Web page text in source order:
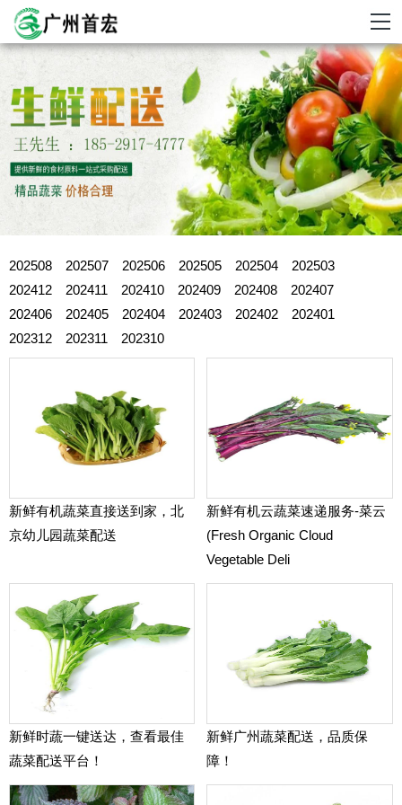
202508 202507 202506 202505 202504
202503
202412
202411 202410 202409 202408
202407
202406
202405 202404 202403 202402
202401
202312
202311 202310
新鲜有机蔬菜直接送到家，北
京幼儿园蔬菜配送
新鲜有机云蔬菜速递服务-菜云
(Fresh Organic Cloud
Vegetable Deli
新鲜时蔬一键送达，查看最佳
蔬菜配送平台！
新鲜广州蔬菜配送，品质保
障！